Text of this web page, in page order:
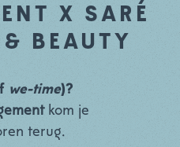
X SARÉ
BEAUTY
we-time)?
kom je
terug.